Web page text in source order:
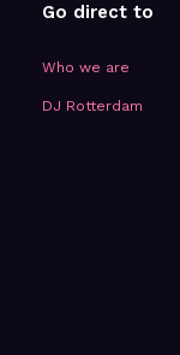
Go direct to
Who we are
DJ Rotterdam